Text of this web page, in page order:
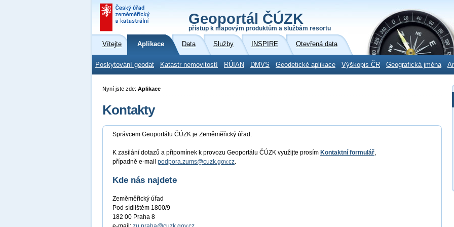
Geoportál ČÚZK
přístup k mapovým produktům a službám resortu
Vítejte Aplikace Data Služby INSPIRE Otevřená data
Poskytování geodat Katastr nemovitostí RÚIAN DMVS Geodetické aplikace Výškopis ČR Geografická jména
Nyní jste zde: Aplikace
Kontakty
Správcem Geoportálu ČÚZK je Zeměměřický úřad.
K zasílání dotazů a připomínek k provozu Geoportálu ČÚZK využijte prosím Kontaktní formulář,
případně e-mail podpora.zums@cuzk.gov.cz.
Kde nás najdete
Zeměměřický úřad
Pod sídlištěm 1800/9
182 00 Praha 8